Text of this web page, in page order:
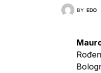
BY EDO